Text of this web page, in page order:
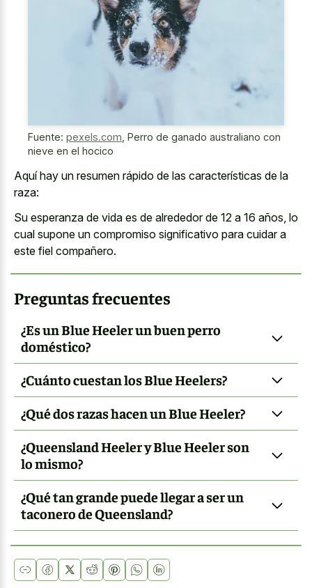
Fuente: pexels.com Perro de ganado australiano con
nieve en el hocico
Aquí hay un resumen rápido de las características de la
raza:
Su esperanza de vida es de alrededor de 12 a 16 años, lo
cual supone un compromiso significativo para cuidar a
este fiel compañero.
Preguntas frecuentes
¿Es un Blue Heeler un buen perro
doméstico?
¿Cuánto cuestan los Blue Heelers?
¿Qué dos razas hacen un Blue Heeler?
¿Queensland Heeler y Blue Heeler son
lo mismo?
¿Qué tan grande puede llegar a ser un
taconero de Queensland?